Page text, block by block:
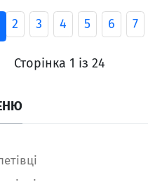
2 3 4 5 6 7
Сторінка 1 із 24